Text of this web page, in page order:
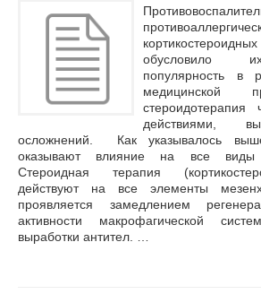
обусловило
популярность в
медицинской
стероидотерапия
действиями,
осложнений. Как указывалось
оказывают влияние на все виды
Стероидная терапия
действуют на все элементы
проявляется замедлением
активности макрофагической
выработки антител. …